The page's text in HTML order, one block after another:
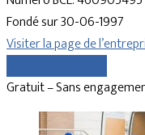
Fondé sur 30-06-1997
Visiter la page de
Gratuit – Sans